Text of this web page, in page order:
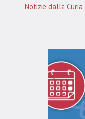
Notizie dalla Curia